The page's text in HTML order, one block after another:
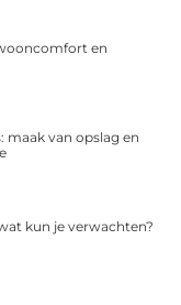
en
maak van opslag en
kun je verwachten?